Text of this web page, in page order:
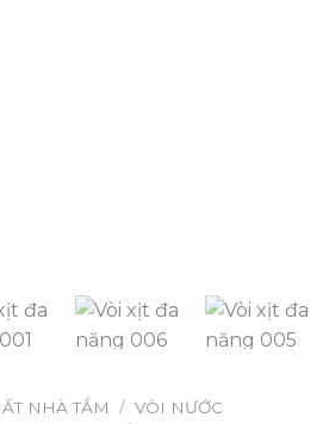
NHÀ TẮM / VÒI NƯỚC